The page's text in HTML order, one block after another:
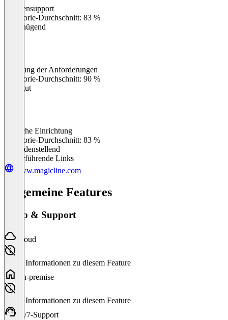
Kundensupport
Kategorie-Durchschnitt: 83 %
Ungenügend
Erfüllung der Anforderungen
Kategorie-Durchschnitt: 90 %
Sehr gut
Einfache Einrichtung
Kategorie-Durchschnitt: 83 %
Zufriedenstellend
Weiterführende Links
www.magicline.com
Allgemeine Features
Setup & Support
Cloud
Keine Informationen zu diesem Feature
On-premise
Keine Informationen zu diesem Feature
24/7-Support